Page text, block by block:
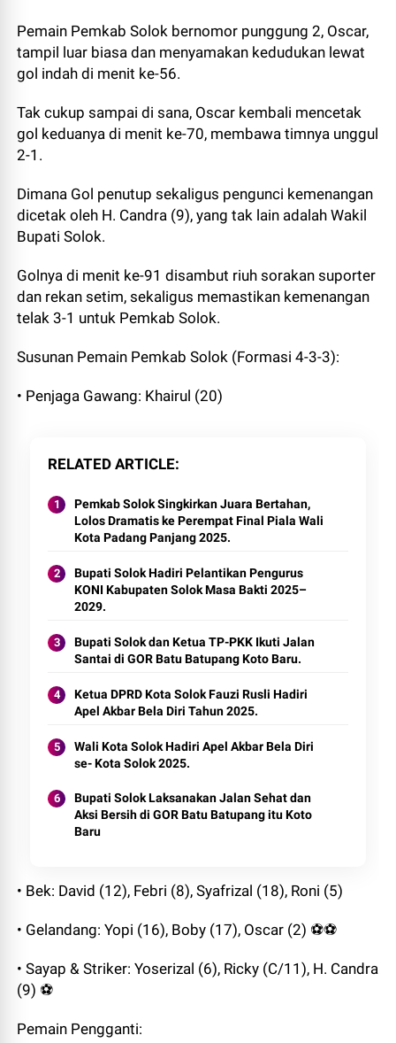
Pemain Pemkab Solok bernomor punggung 2, Oscar,
tampil luar biasa dan menyamakan kedudukan lewat
gol indah di menit ke-56.
Tak cukup sampai di sana, Oscar kembali mencetak
gol keduanya di menit ke-70, membawa timnya unggul
2-1.
Dimana Gol penutup sekaligus pengunci kemenangan
dicetak oleh H. Candra (9), yang tak lain adalah Wakil
Bupati Solok.
Golnya di menit ke-91 disambut riuh sorakan suporter
dan rekan setim, sekaligus memastikan kemenangan
telak 3-1 untuk Pemkab Solok.
Susunan Pemain Pemkab Solok (Formasi 4-3-3):
• Penjaga Gawang: Khairul (20)
RELATED ARTICLE
Pemkab Solok Singkirkan Juara Bertahan,
Lolos Dramatis ke Perempat Final Piala Wali
Kota Padang Panjang 2025.
Bupati Solok Hadiri Pelantikan Pengurus
KONI Kabupaten Solok Masa Bakti 2025–
2029.
Bupati Solok dan Ketua TP-PKK Ikuti Jalan
Santai di GOR Batu Batupang Koto Baru.
Ketua DPRD Kota Solok Fauzi Rusli Hadiri
Apel Akbar Bela Diri Tahun 2025.
Wali Kota Solok Hadiri Apel Akbar Bela Diri
se- Kota Solok 2025.
Bupati Solok Laksanakan Jalan Sehat dan
Aksi Bersih di GOR Batu Batupang itu Koto
Baru
• Bek: David (12), Febri (8), Syafrizal (18), Roni (5)
• Gelandang: Yopi (16), Boby (17), Oscar (2) ⚽️⚽️
• Sayap & Striker: Yoserizal (6), Ricky (C/11), H. Candra
(9) ⚽️
Pemain Pengganti: